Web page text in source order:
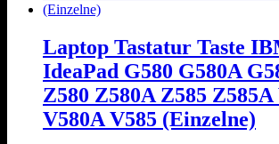
auf.
Die
Optionen
können
auf
der
Produktseite
Laptop Tastatur Taste
IdeaPad G580 G580A
Z580 Z580A Z585 Z585A
V580A V585 (Einzelne)